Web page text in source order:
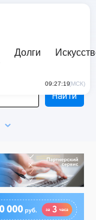
Долги
09:27:19(МСК)
Найти